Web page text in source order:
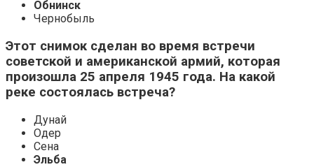
Обнинск
Чернобыль
Этот снимок сделан во время встречи
советской и американской армий, которая
произошла 25 апреля 1945 года. На какой
реке состоялась встреча?
Дунай
Одер
Сена
Эльба